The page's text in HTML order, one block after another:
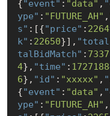
{"event" : "data" ,
ype" : "FUTURE_AH" ,
s" :[{"price" :
k" : 22650}],
talBidMatch" :
4}, "time" :
6}, "id" : "xxxxx" ,
{"event" : "data" ,
ype" : "FUTURE_AH" ,